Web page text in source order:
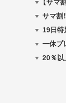
【サマ
サマ割
19日特
一休プ
20％以